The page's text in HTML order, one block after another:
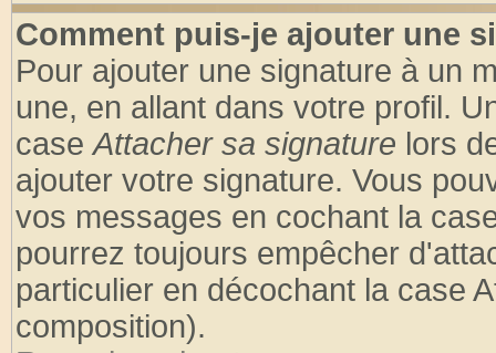
Comment puis-je ajouter une
Pour ajouter une signature à un
une, en allant dans votre profil.
caseAttacher sa signature lors
ajouter votre signature. Vous
vos messages en cochant la
pourrez toujours empêcher
particulier en décochant la case
composition).